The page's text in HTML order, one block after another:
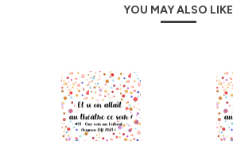
YOU MAY ALSO LIKE